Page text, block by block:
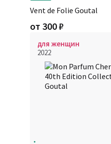
Vent de Folie Goutal
от 300₽
для женщин
2022